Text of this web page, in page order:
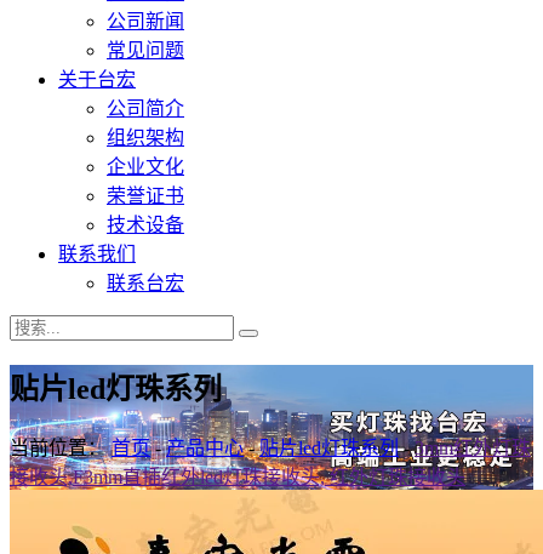
公司新闻
常见问题
关于台宏
公司简介
组织架构
企业文化
荣誉证书
技术设备
联系我们
联系台宏
贴片led灯珠系列
当前位置：首页-产品中心-贴片led灯珠系列-3mm红外灯珠
接收头,F3mm直插红外led灯珠接收头, 红外灯珠接收头